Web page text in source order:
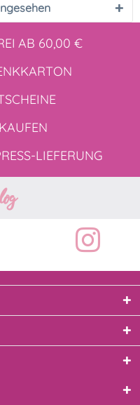
AB 60,00 €
LIEFERUNG